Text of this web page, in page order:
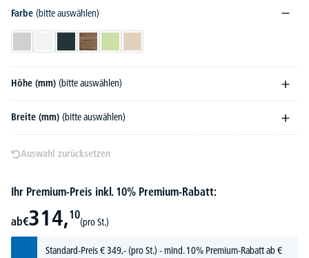
Farbe (bitte auswählen)
LichtgrauWeiß AnthrazitEiche Rock
PistazieStone
Höhe (mm) (bitte auswählen)
Breite (mm) (bitte auswählen)
Auswahl zurücksetzen
Ihr Premium-Preis inkl. 10% Premium-Rabatt:
ab€314,10
(pro St.)
Standard-Preis€349,-(pro St.) - mind. 10% Premium-Rabatt ab €